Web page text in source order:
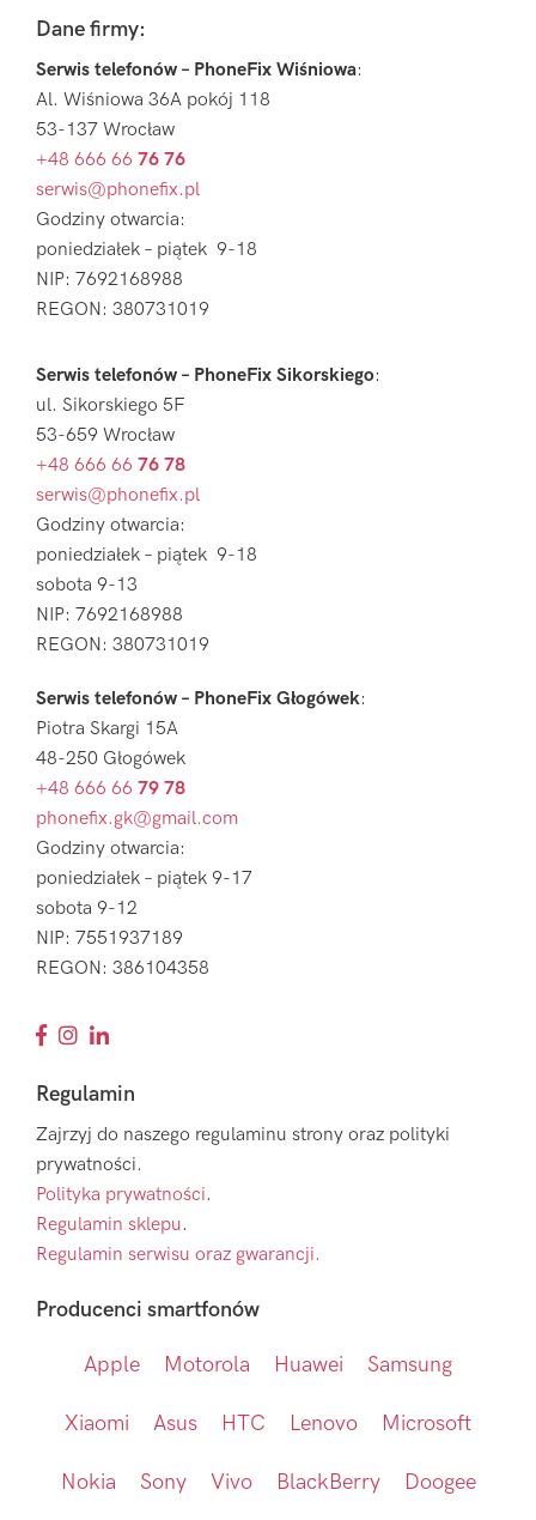
Sidebar
FooterDane firmy:
Serwis telefonów – PhoneFix Wiśniowa:
Al. Wiśniowa 36A pokój 118
53-137 Wrocław
+48 666 66 76 76
serwis@phonefix.pl
Godziny otwarcia:
poniedziałek – piątek 9-18
NIP: 7692168988
REGON: 380731019
Serwis telefonów – PhoneFix Sikorskiego:
ul. Sikorskiego 5F
53-659 Wrocław
+48 666 66 76 78
serwis@phonefix.pl
Godziny otwarcia:
poniedziałek – piątek 9-18
sobota 9-13
NIP: 7692168988
REGON: 380731019
Serwis telefonów – PhoneFix Głogówek:
Piotra Skargi 15A
48-250 Głogówek
+48 666 66 79 78
phonefix.gk@gmail.com
Godziny otwarcia:
poniedziałek – piątek 9-17
sobota 9-12
NIP: 7551937189
REGON: 386104358
Regulamin
Zajrzyj do naszego regulaminu strony oraz polityki
prywatności.
Polityka prywatności.
Regulamin sklepu.
Regulamin serwisu oraz gwarancji.
Producenci smartfonów
Apple Motorola Huawei Samsung
Xiaomi Asus HTC Lenovo Microsoft
Nokia Sony Vivo BlackBerry Doogee